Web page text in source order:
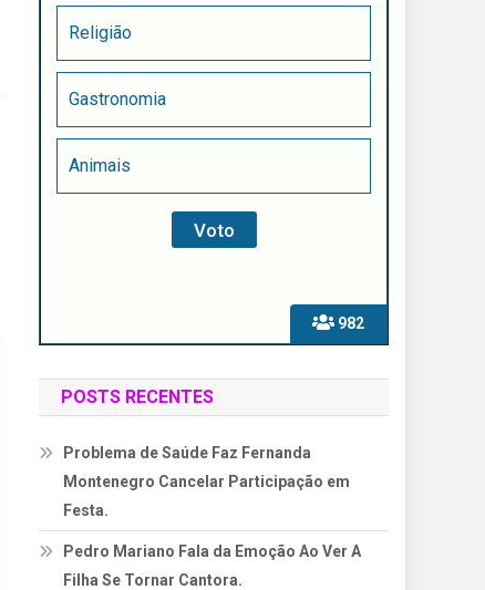
982
Religião
Gastronomia
Animais
POSTS RECENTES
Problema de Saúde Faz Fernanda
Montenegro Cancelar Participação em
Festa.
Pedro Mariano Fala da Emoção Ao Ver A
Filha Se Tornar Cantora.